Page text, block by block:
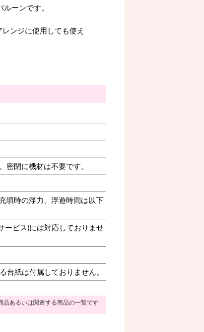
ーンです。
ンジに使用しても使え
閉に機材は不要です。
填時の浮力、浮遊時間は以下
ービス)には対応しておりませ
紙は付属しておりません。
品あるいは関連する商品の一覧です